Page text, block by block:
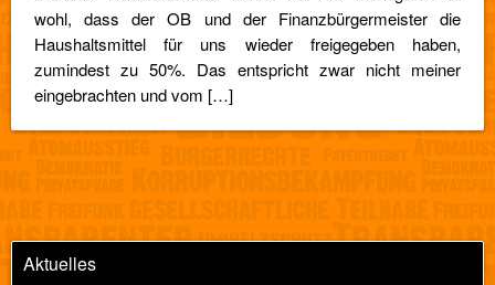
wohl, dass der OB und der Finanzbürgermeister die
Haushaltsmittel für uns wieder freigegeben haben,
zumindest zu 50%. Das entspricht zwar nicht meiner
eingebrachten und vom […]
Aktuelles